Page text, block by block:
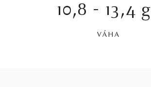
10,8 - 13,4 g
VÁHA